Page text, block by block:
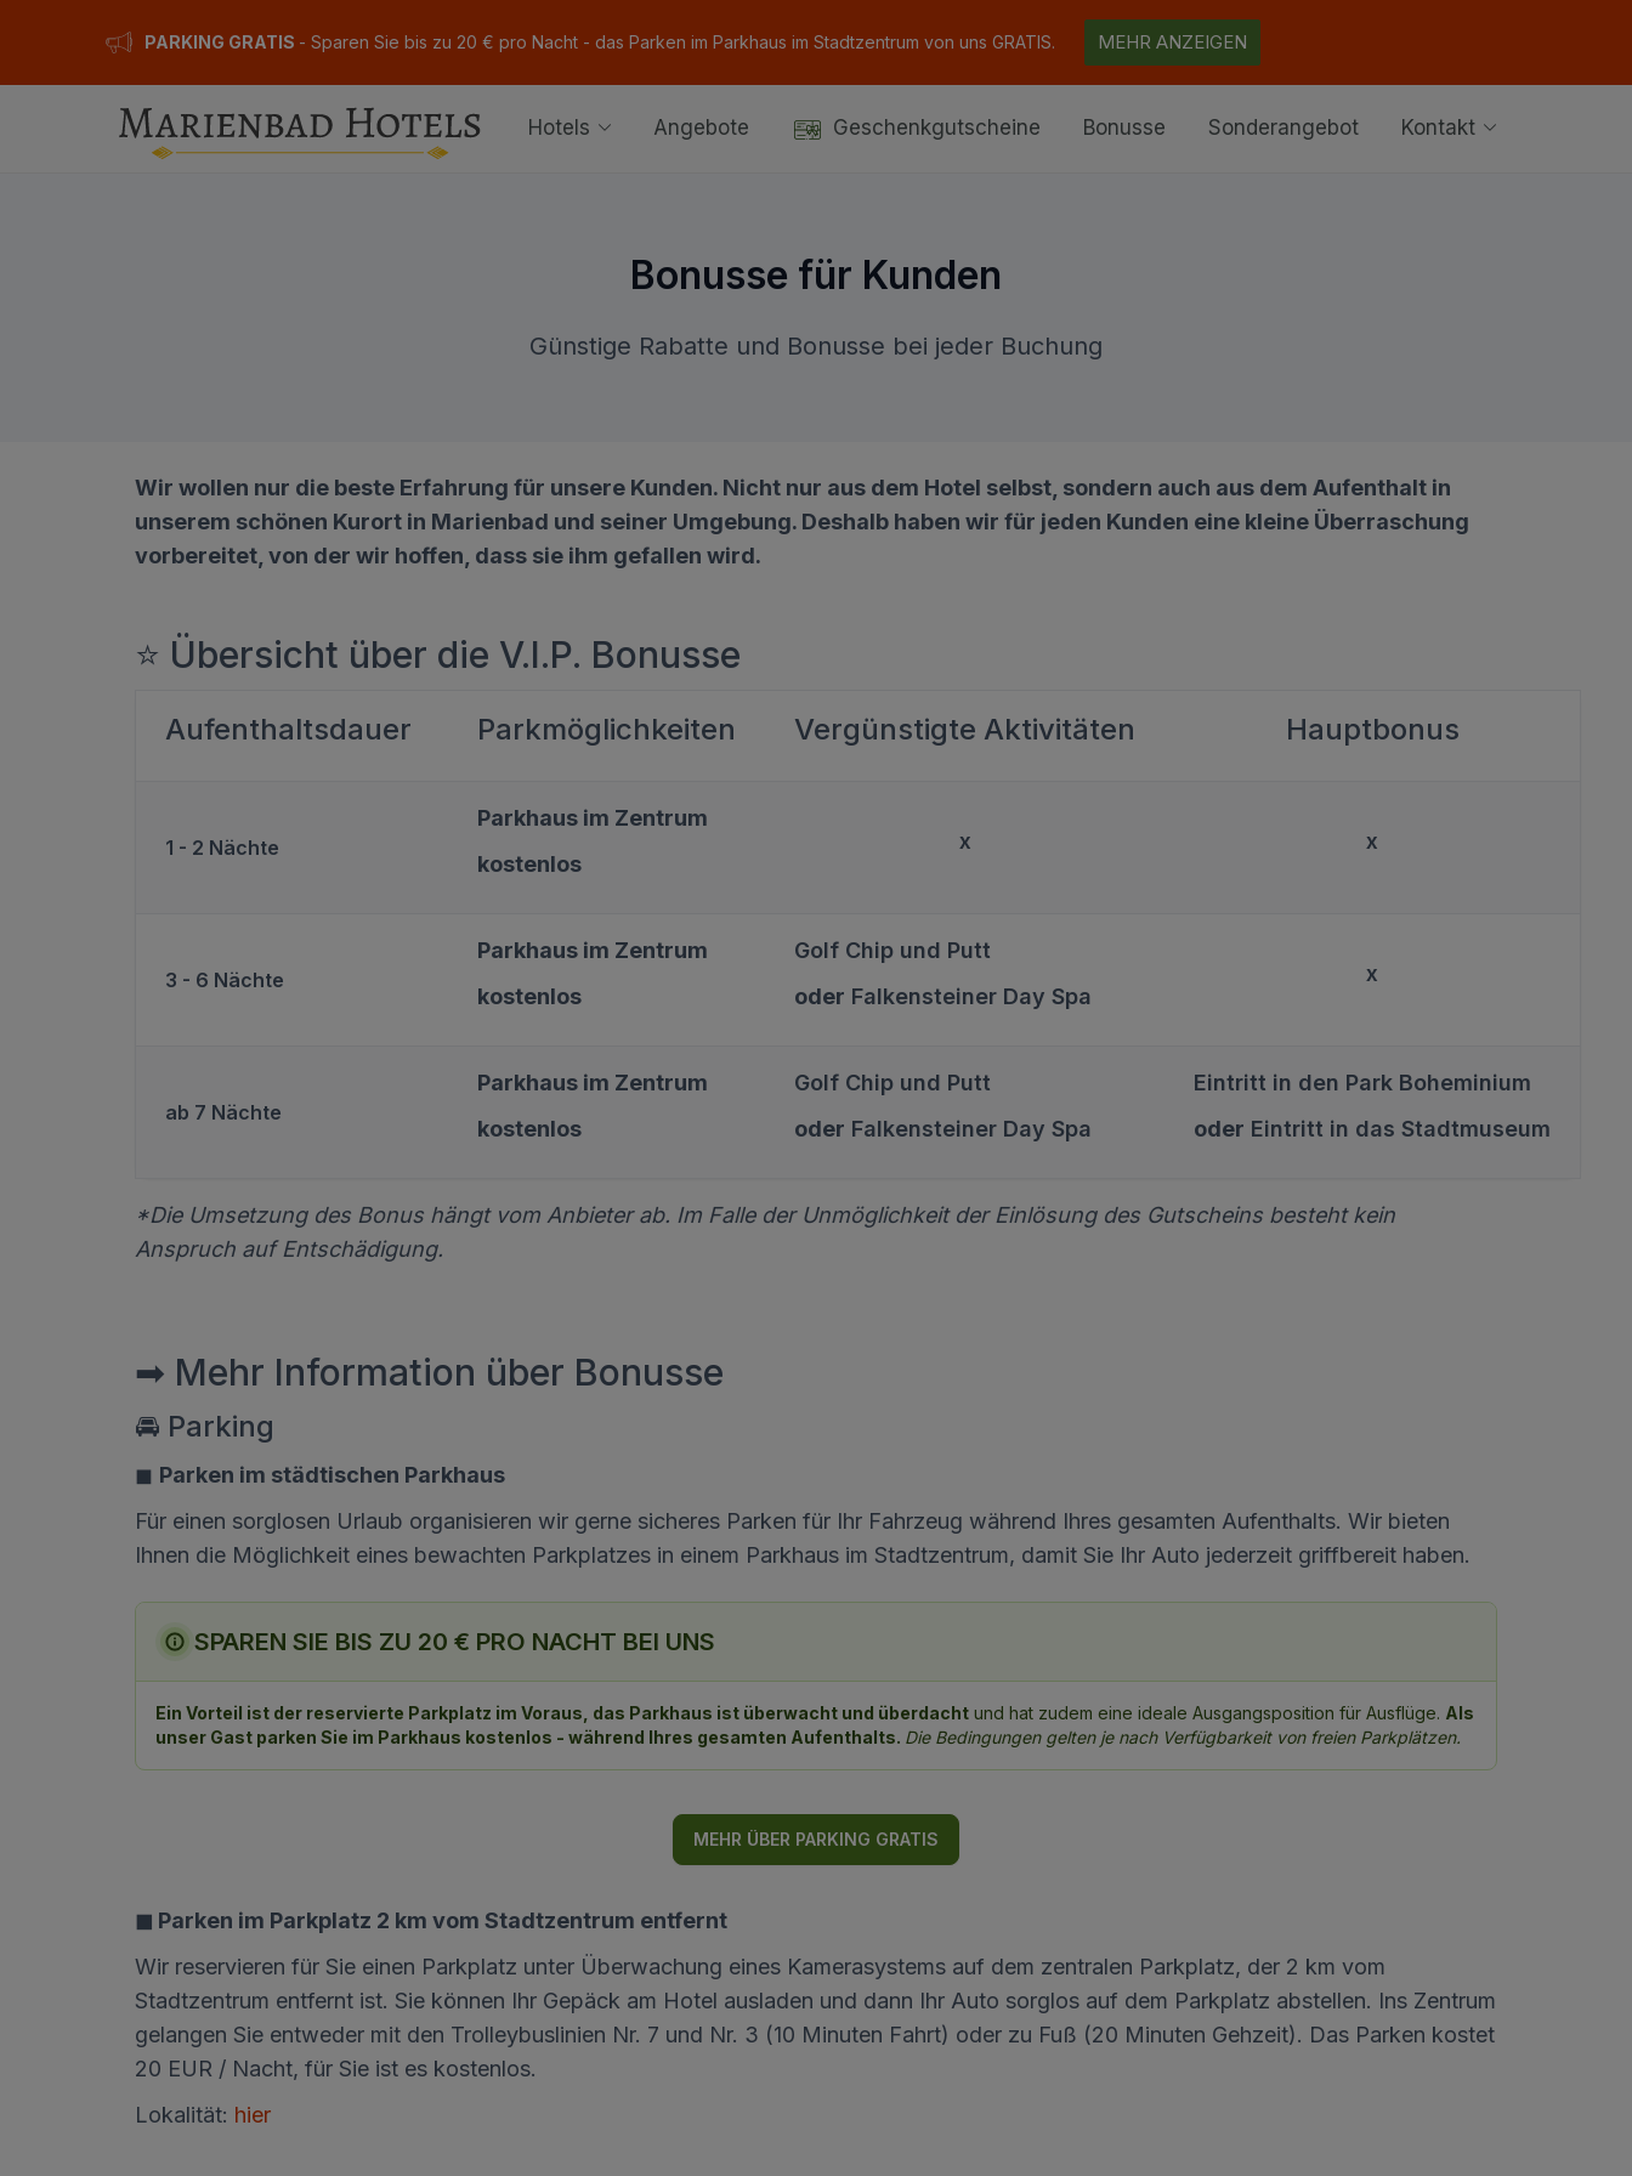
PARKING GRATIS - Sparen Sie bis zu 20 € pro Nacht - das Parken im Parkhaus im Stadtzentrum von uns GRATIS. MEHR ANZEIGEN
Hotels Angebote Geschenkgutscheine Bonusse Sonderangebot Kontakt
Bonusse für Kunden
Günstige Rabatte und Bonusse bei jeder Buchung
Wir wollen nur die beste Erfahrung für unsere Kunden. Nicht nur aus dem Hotel selbst, sondern auch aus dem Aufenthalt in
unserem schönen Kurort in Marienbad und seiner Umgebung. Deshalb haben wir für jeden Kunden eine kleine Überraschung
vorbereitet, von der wir hoffen, dass sie ihm gefallen wird.
⭐ Übersicht über die V.I.P. Bonusse
Aufenthaltsdauer Parkmöglichkeiten Vergünstigte Aktivitäten Hauptbonus
1 - 2 Nächte
Parkhaus im Zentrum
kostenlos
x x
3 - 6 Nächte
Parkhaus im Zentrum
kostenlos
Golf Chip und Putt
oder Falkensteiner Day Spa
x
ab 7 Nächte
Parkhaus im Zentrum
kostenlos
Golf Chip und Putt
oder Falkensteiner Day Spa
Eintritt in den Park Boheminium
oder Eintritt in das Stadtmuseum
*Die Umsetzung des Bonus hängt vom Anbieter ab. Im Falle der Unmöglichkeit der Einlösung des Gutscheins besteht kein
Anspruch auf Entschädigung.
➡ Mehr Information über Bonusse
🚘 Parking
◼ Parken im städtischen Parkhaus
Für einen sorglosen Urlaub organisieren wir gerne sicheres Parken für Ihr Fahrzeug während Ihres gesamten Aufenthalts. Wir bieten
Ihnen die Möglichkeit eines bewachten Parkplatzes in einem Parkhaus im Stadtzentrum, damit Sie Ihr Auto jederzeit griffbereit haben.
SPAREN SIE BIS ZU 20 € PRO NACHT BEI UNS
Ein Vorteil ist der reservierte Parkplatz im Voraus, das Parkhaus ist überwacht und überdacht und hat zudem eine ideale Ausgangsposition für Ausflüge. Als
unser Gast parken Sie im Parkhaus kostenlos - während Ihres gesamten Aufenthalts. Die Bedingungen gelten je nach Verfügbarkeit von freien Parkplätzen.
MEHR ÜBER PARKING GRATIS
◼ Parken im Parkplatz 2 km vom Stadtzentrum entfernt
Wir reservieren für Sie einen Parkplatz unter Überwachung eines Kamerasystems auf dem zentralen Parkplatz, der 2 km vom
Stadtzentrum entfernt ist. Sie können Ihr Gepäck am Hotel ausladen und dann Ihr Auto sorglos auf dem Parkplatz abstellen. Ins Zentrum
gelangen Sie entweder mit den Trolleybuslinien Nr. 7 und Nr. 3 (10 Minuten Fahrt) oder zu Fuß (20 Minuten Gehzeit). Das Parken kostet
20 EUR / Nacht, für Sie ist es kostenlos.
Lokalität: hier